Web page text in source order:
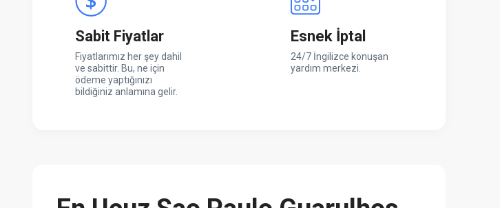
Sabit Fiyatlar
Fiyatlarımız her şey dahil
ve sabittir. Bu, ne için
ödeme yaptığınızı
bildiğiniz anlamına gelir.
Esnek İptal
24/7 İngilizce konuşan
yardım merkezi.